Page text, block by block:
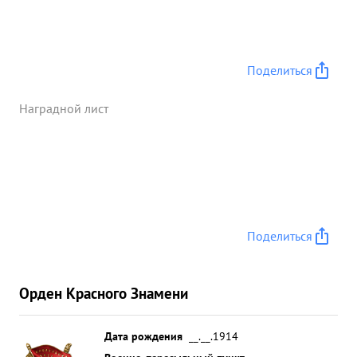
Поделиться
Наградной лист
Поделиться
Орден Красного Знамени
Дата рождения
__.__.1914